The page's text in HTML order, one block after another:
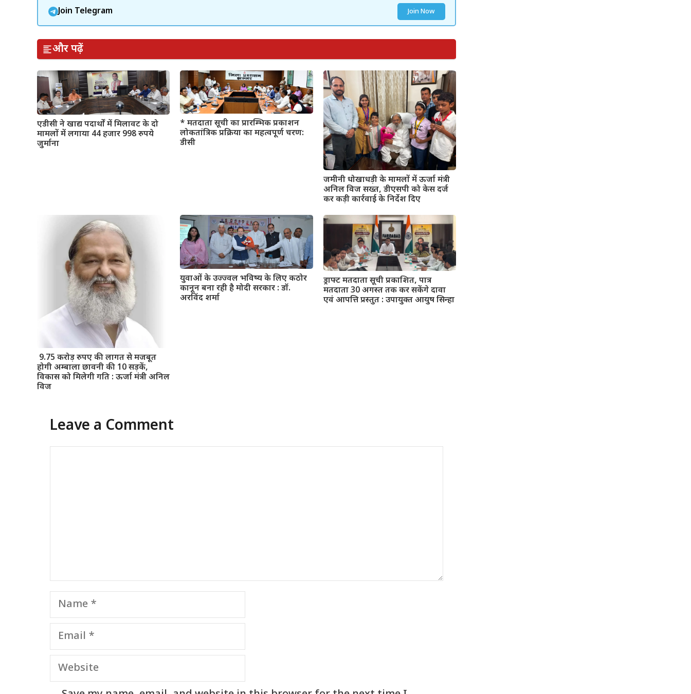
Join Telegram Join Now
और पढ़ें
एडीसी ने खाद्य पदार्थों में मिलावट के दो
मामलों में लगाया 44 हजार 998 रुपये
जुर्माना
* मतदाता सूची का प्रारम्भिक प्रकाशन
लोकतांत्रिक प्रक्रिया का महत्वपूर्ण चरण:
डीसी
जमीनी धोखाधड़ी के मामलों में ऊर्जा मंत्री
अनिल विज सख्त, डीएसपी को केस दर्ज
कर कड़ी कार्रवाई के निर्देश दिए
9.75 करोड़ रुपए की लागत से मजबूत
होगी अम्बाला छावनी की 10 सड़कें,
विकास को मिलेगी गति : ऊर्जा मंत्री अनिल
विज
युवाओं के उज्ज्वल भविष्य के लिए कठोर
कानून बना रही है मोदी सरकार : डॉ.
अरविंद शर्मा
ड्राफ्ट मतदाता सूची प्रकाशित, पात्र
मतदाता 30 अगस्त तक कर सकेंगे दावा
एवं आपत्ति प्रस्तुत : उपायुक्त आयुष सिन्हा
Leave a Comment
Name
Email
Website